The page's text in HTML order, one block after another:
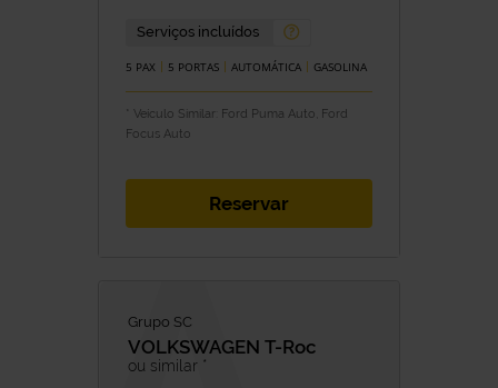
Serviços incluídos
5 PAX 5 PORTAS AUTOMÁTICA GASOLINA
* Veículo Similar: Ford Puma Auto, Ford
Focus Auto
Reservar
Grupo SC
VOLKSWAGEN T-Roc
ou similar *